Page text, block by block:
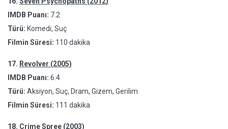
IMDB Puanı: 7.2
Türü: Komedi, Suç
Filmin Süresi: 110 dakika
17. Revolver (2005)
IMDB Puanı: 6.4
Türü: Aksiyon, Suç, Dram, Gizem, Gerilim
Filmin Süresi: 111 dakika
18. Crime Spree (2003)